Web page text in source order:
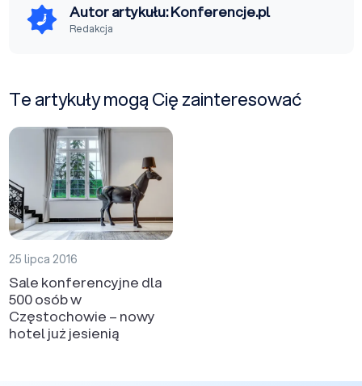
Autor artykułu: Konferencje.pl
Redakcja
Te artykuły mogą Cię zainteresować
25 lipca 2016
Sale konferencyjne dla
500 osób w
Częstochowie – nowy
hotel już jesienią